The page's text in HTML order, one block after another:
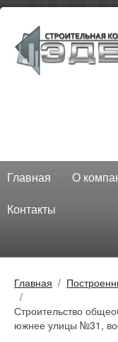
Главная О
Контакты
Главная
Строительство
южнее улицы №31,